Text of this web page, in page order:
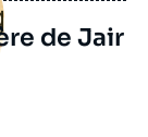
de Jair